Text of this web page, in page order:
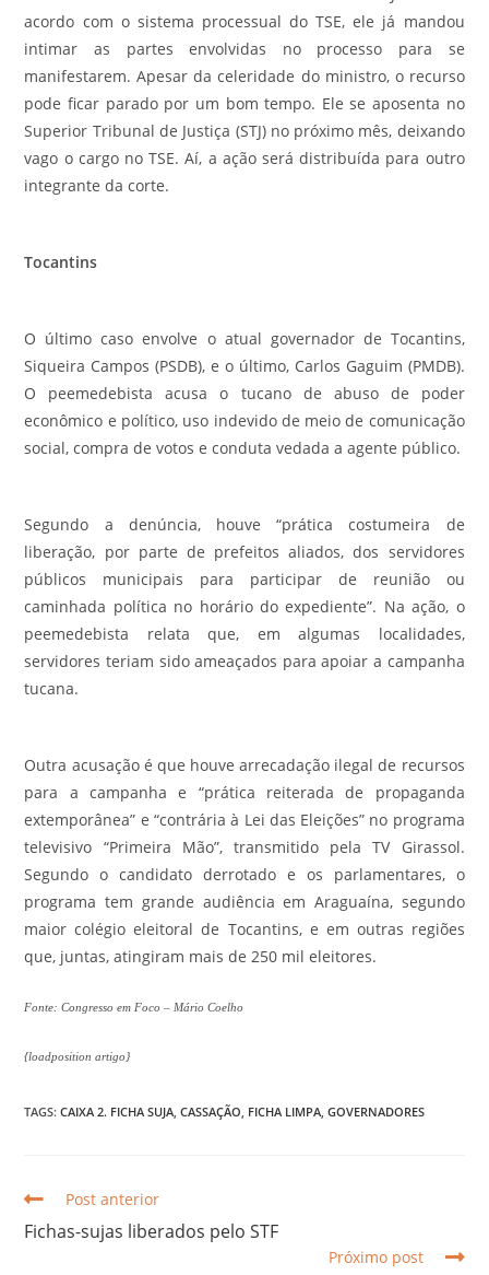
acordo com o sistema processual do TSE, ele já mandou
intimar as partes envolvidas no processo para se
manifestarem. Apesar da celeridade do ministro, o recurso
pode ficar parado por um bom tempo. Ele se aposenta no
Superior Tribunal de Justiça (STJ) no próximo mês, deixando
vago o cargo no TSE. Aí, a ação será distribuída para outro
integrante da corte.
Tocantins
O último caso envolve o atual governador de Tocantins,
Siqueira Campos (PSDB), e o último, Carlos Gaguim (PMDB).
O peemedebista acusa o tucano de abuso de poder
econômico e político, uso indevido de meio de comunicação
social, compra de votos e conduta vedada a agente público.
Segundo a denúncia, houve “prática costumeira de
liberação, por parte de prefeitos aliados, dos servidores
públicos municipais para participar de reunião ou
caminhada política no horário do expediente”. Na ação, o
peemedebista relata que, em algumas localidades,
servidores teriam sido ameaçados para apoiar a campanha
tucana.
Outra acusação é que houve arrecadação ilegal de recursos
para a campanha e “prática reiterada de propaganda
extemporânea” e “contrária à Lei das Eleições” no programa
televisivo “Primeira Mão”, transmitido pela TV Girassol.
Segundo o candidato derrotado e os parlamentares, o
programa tem grande audiência em Araguaína, segundo
maior colégio eleitoral de Tocantins, e em outras regiões
que, juntas, atingiram mais de 250 mil eleitores.
Fonte: Congresso em Foco – Mário Coelho
{loadposition artigo}
TAGS:CAIXA 2. FICHA SUJA CASSAÇÃO FICHA LIMPA GOVERNADORES
Post anterior
Fichas-sujas liberados pelo STF
Próximo post